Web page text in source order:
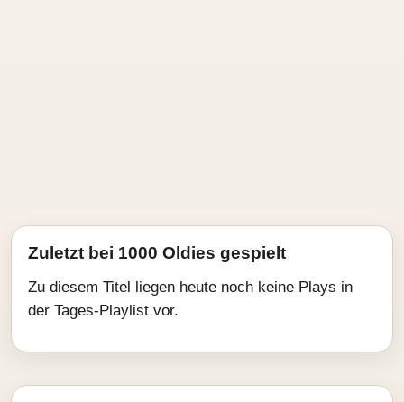
Zuletzt bei 1000 Oldies gespielt
Zu diesem Titel liegen heute noch keine Plays in
der Tages-Playlist vor.